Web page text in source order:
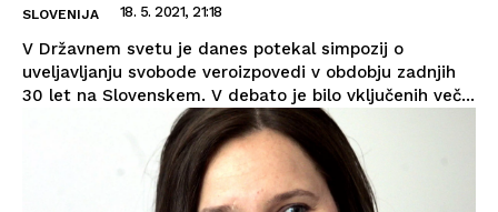
SLOVENIJA 18. 5. 2021, 21:18
V Državnem svetu je danes potekal simpozij o
uveljavljanju svobode veroizpovedi v obdobju zadnjih
30 let na Slovenskem. V debato je bilo vključenih več...